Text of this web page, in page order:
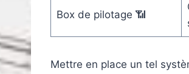
Box de pilotage 📶
Mettre en place un tel